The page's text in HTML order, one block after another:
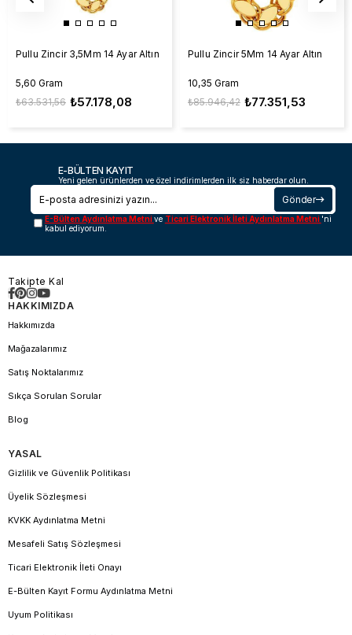
Pullu Zincir 3,5Mm 14 Ayar Altın
5,60 Gram
₺57.178,08
₺63.531,56
Pullu Zincir 5Mm 14 Ayar Altın
10,35 Gram
₺77.351,53
₺85.946,42
E-BÜLTEN KAYIT
Yeni gelen ürünlerden ve özel indirimlerden ilk siz haberdar olun.
Gönder
E-Bülten Aydınlatma Metnive Ticari Elektronik İleti Aydınlatma Metni 'ni
kabul ediyorum.
Takipte Kal
HAKKIMIZDA
Hakkımızda
Mağazalarımız
Satış Noktalarımız
Sıkça Sorulan Sorular
Blog
YASAL
Gizlilik ve Güvenlik Politikası
Üyelik Sözleşmesi
KVKK Aydınlatma Metni
Mesafeli Satış Sözleşmesi
Ticari Elektronik İleti Onayı
E-Bülten Kayıt Formu Aydınlatma Metni
Uyum Politikası